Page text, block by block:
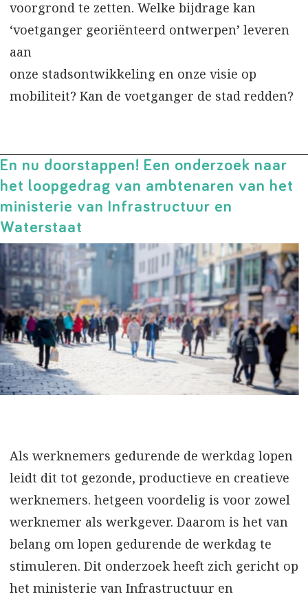
voorgrond te zetten. Welke bijdrage kan
‘voetganger georiënteerd ontwerpen’ leveren
aan
onze stadsontwikkeling en onze visie op
mobiliteit? Kan de voetganger de stad redden?
En nu doorstappen! Een onderzoek naar
het loopgedrag van ambtenaren van het
ministerie van Infrastructuur en
Waterstaat
Als werknemers gedurende de werkdag lopen
leidt dit tot gezonde, productieve en creatieve
werknemers. hetgeen voordelig is voor zowel
werknemer als werkgever. Daarom is het van
belang om lopen gedurende de werkdag te
stimuleren. Dit onderzoek heeft zich gericht op
het ministerie van Infrastructuur en